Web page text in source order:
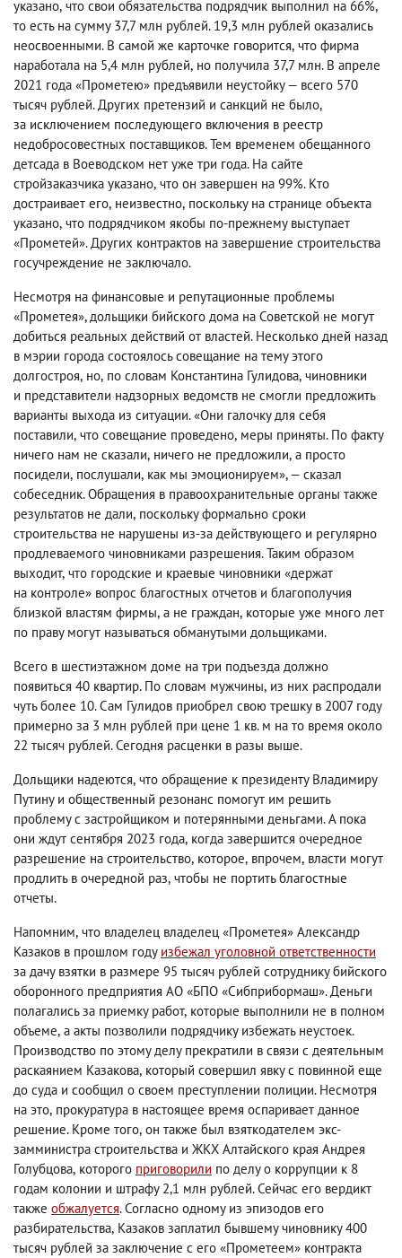
указано, что свои обязательства подрядчик выполнил на 66%,
то есть на сумму 37,7 млн рублей. 19,3 млн рублей оказались
неосвоенными. В самой же карточке говорится, что фирма
наработала на 5,4 млн рублей, но получила 37,7 млн. В апреле
2021 года «Прометею» предъявили неустойку — всего 570
тысяч рублей. Других претензий и санкций не было,
за исключением последующего включения в реестр
недобросовестных поставщиков. Тем временем обещанного
детсада в Воеводском нет уже три года. На сайте
стройзаказчика указано, что он завершен на 99%. Кто
достраивает его, неизвестно, поскольку на странице объекта
указано, что подрядчиком якобы по-прежнему выступает
«Прометей». Других контрактов на завершение строительства
госучреждение не заключало.
Несмотря на финансовые и репутационные проблемы
«Прометея», дольщики бийского дома на Советской не могут
добиться реальных действий от властей. Несколько дней назад
в мэрии города состоялось совещание на тему этого
долгостроя, но, по словам Константина Гулидова, чиновники
и представители надзорных ведомств не смогли предложить
варианты выхода из ситуации. «Они галочку для себя
поставили, что совещание проведено, меры приняты. По факту
ничего нам не сказали, ничего не предложили, а просто
посидели, послушали, как мы эмоционируем», — сказал
собеседник. Обращения в правоохранительные органы также
результатов не дали, поскольку формально сроки
строительства не нарушены из-за действующего и регулярно
продлеваемого чиновниками разрешения. Таким образом
выходит, что городские и краевые чиновники «держат
на контроле» вопрос благостных отчетов и благополучия
близкой властям фирмы, а не граждан, которые уже много лет
по праву могут называться обманутыми дольщиками.
Всего в шестиэтажном доме на три подъезда должно
появиться 40 квартир. По словам мужчины, из них распродали
чуть более 10. Сам Гулидов приобрел свою трешку в 2007 году
примерно за 3 млн рублей при цене 1 кв. м на то время около
22 тысяч рублей. Сегодня расценки в разы выше.
Дольщики надеются, что обращение к президенту Владимиру
Путину и общественный резонанс помогут им решить
проблему с застройщиком и потерянными деньгами. А пока
они ждут сентября 2023 года, когда завершится очередное
разрешение на строительство, которое, впрочем, власти могут
продлить в очередной раз, чтобы не портить благостные
отчеты.
Напомним, что владелец владелец «Прометея» Александр
Казаков в прошлом году избежал уголовной ответственности
за дачу взятки в размере 95 тысяч рублей сотруднику бийского
оборонного предприятия АО «БПО «Сибприбормаш». Деньги
полагались за приемку работ, которые выполнили не в полном
объеме, а акты позволили подрядчику избежать неустоек.
Производство по этому делу прекратили в связи с деятельным
раскаянием Казакова, который совершил явку с повинной еще
до суда и сообщил о своем преступлении полиции. Несмотря
на это, прокуратура в настоящее время оспаривает данное
решение. Кроме того, он также был взяткодателем экс-
замминистра строительства и ЖКХ Алтайского края Андрея
Голубцова, которого приговорили по делу о коррупции к 8
годам колонии и штрафу 2,1 млн рублей. Сейчас его вердикт
также обжалуется. Согласно одному из эпизодов его
разбирательства, Казаков заплатил бывшему чиновнику 400
тысяч рублей за заключение с его «Прометеем» контракта